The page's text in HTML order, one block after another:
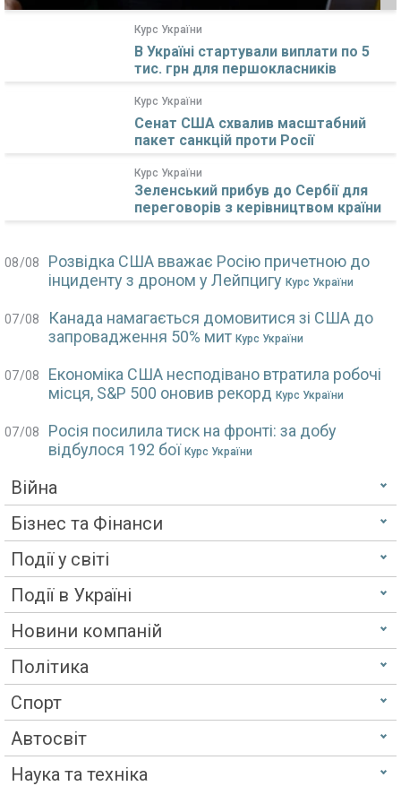
Курс України
В Україні стартували виплати по 5
тис. грн для першокласників
Курс України
Сенат США схвалив масштабний
пакет санкцій проти Росії
Курс України
Зеленський прибув до Сербії для
переговорів з керівництвом країни
08/08
Розвідка США вважає Росію причетною до
інциденту з дроном у Лейпцигу Курс України
07/08
Канада намагається домовитися зі США до
запровадження 50% мит Курс України
07/08
Економіка США несподівано втратила робочі
місця, S&P 500 оновив рекорд Курс України
07/08
Росія посилила тиск на фронті: за добу
відбулося 192 бої Курс України
Війна
Бізнес та Фінанси
Події у світі
Події в Україні
Новини компаній
Політика
Спорт
Автосвіт
Наука та техніка